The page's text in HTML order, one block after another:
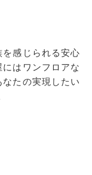
感じられる安心
はワンフロアな
たの実現したい